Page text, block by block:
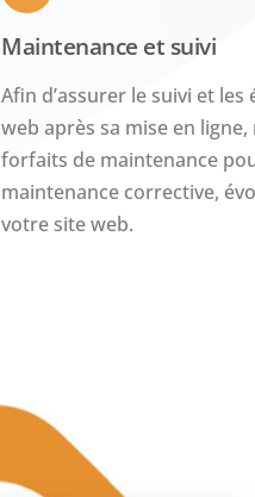
Maintenance et suivi
Afin d’assurer le suivi et
web après sa mise en
forfaits de maintenance
maintenance corrective,
votre site web.